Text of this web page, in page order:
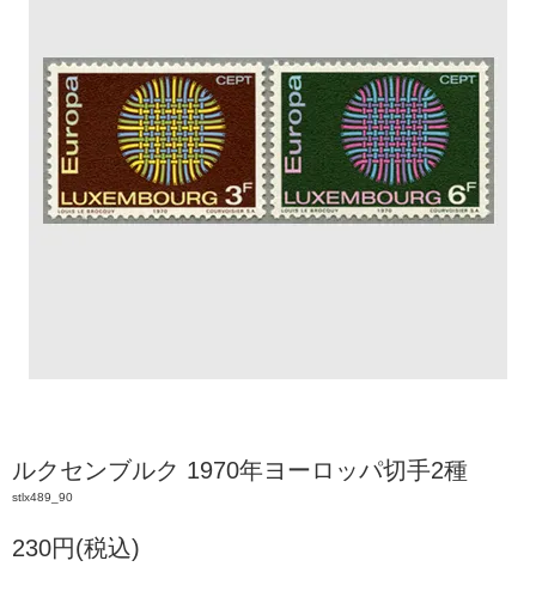
ルクセンブルク 1970年ヨーロッパ切手2種
stlx489_90
230円(税込)